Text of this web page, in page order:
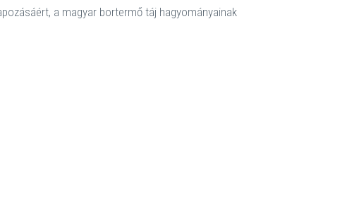
a magyar bortermő táj hagyományainak